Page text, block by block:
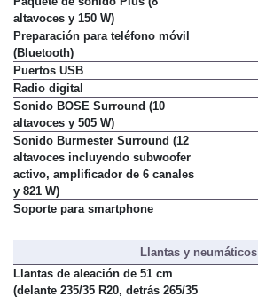
Paquete de sonido Plus (8
altavoces y 150 W)
Preparación para teléfono móvil
(Bluetooth)
Puertos USB
Radio digital
Sonido BOSE Surround (10
altavoces y 505 W)
Sonido Burmester Surround (12
altavoces incluyendo subwoofer
activo, amplificador de 6 canales
y 821 W)
Soporte para smartphone
Llantas y neumáticos
Llantas de aleación de 51 cm